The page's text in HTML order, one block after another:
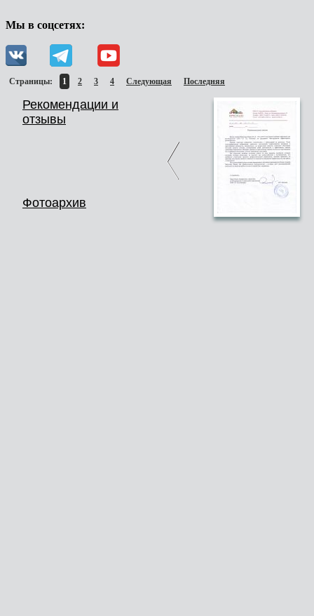
Мы в соцсетях:
Страницы: 1 2 3 4 Следующая Последняя
Рекомендации и
отзывы
Фотоархив